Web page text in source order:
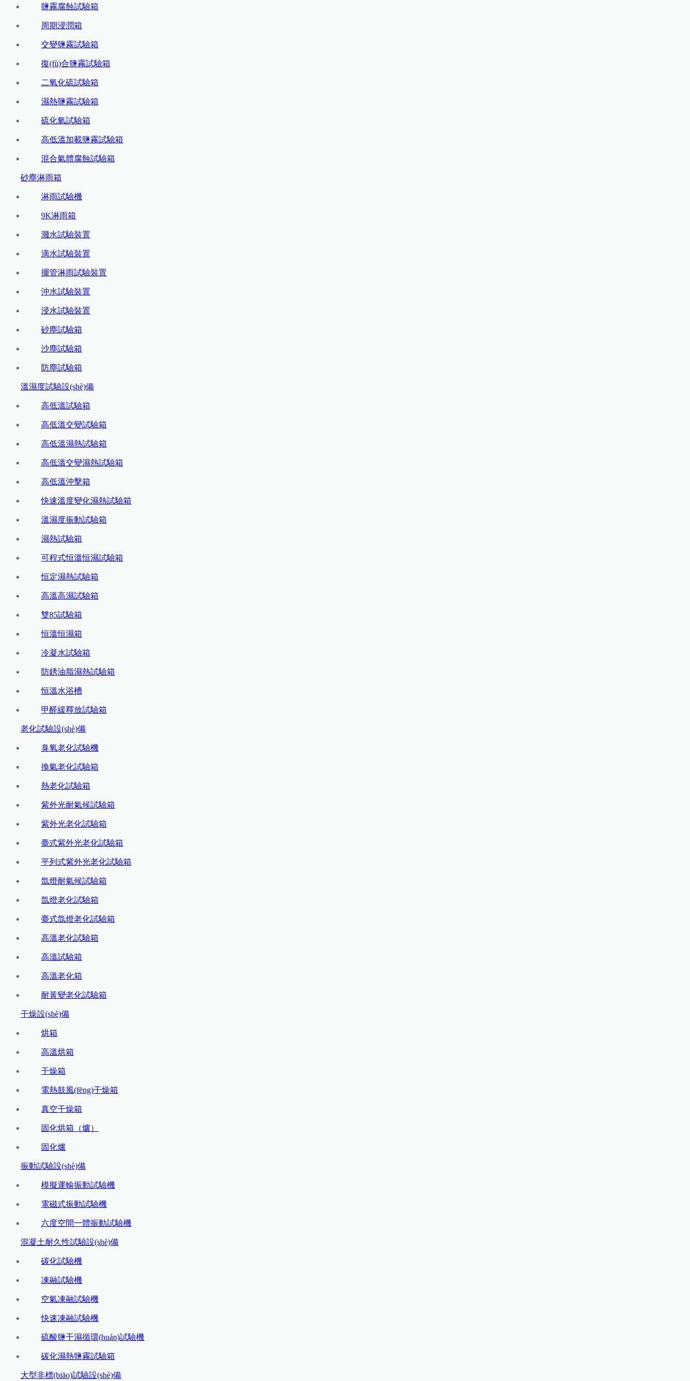
鹽霧腐蝕試驗箱
周期浸潤箱
交變鹽霧試驗箱
復(fù)合鹽霧試驗箱
二氧化硫試驗箱
濕熱鹽霧試驗箱
硫化氫試驗箱
高低溫加載鹽霧試驗箱
混合氣體腐蝕試驗箱
砂塵淋雨箱
淋雨試驗機
9K淋雨箱
濺水試驗裝置
滴水試驗裝置
擺管淋雨試驗裝置
沖水試驗裝置
浸水試驗裝置
砂塵試驗箱
沙塵試驗箱
防塵試驗箱
溫濕度試驗設(shè)備
高低溫試驗箱
高低溫交變試驗箱
高低溫濕熱試驗箱
高低溫交變濕熱試驗箱
高低溫沖擊箱
快速溫度變化濕熱試驗箱
溫濕度振動試驗箱
濕熱試驗箱
可程式恒溫恒濕試驗箱
恒定濕熱試驗箱
高溫高濕試驗箱
雙85試驗箱
恒溫恒濕箱
冷凝水試驗箱
防銹油脂濕熱試驗箱
恒溫水浴槽
甲醛緩釋放試驗箱
老化試驗設(shè)備
臭氧老化試驗機
換氣老化試驗箱
熱老化試驗箱
紫外光耐氣候試驗箱
紫外光老化試驗箱
臺式紫外光老化試驗箱
平列式紫外光老化試驗箱
氙燈耐氣候試驗箱
氙燈老化試驗箱
臺式氙燈老化試驗箱
高溫老化試驗箱
高溫試驗箱
高溫老化箱
耐黃變老化試驗箱
干燥設(shè)備
烘箱
高溫烘箱
干燥箱
電熱鼓風(fēng)干燥箱
真空干燥箱
固化烘箱（爐）
固化爐
振動試驗設(shè)備
模擬運輸振動試驗機
電磁式振動試驗機
六度空間一體振動試驗機
混凝土耐久性試驗設(shè)備
碳化試驗機
凍融試驗機
空氣凍融試驗機
快速凍融試驗機
硫酸鹽干濕循環(huán)試驗機
碳化濕熱鹽霧試驗箱
大型非標(biāo)試驗設(shè)備